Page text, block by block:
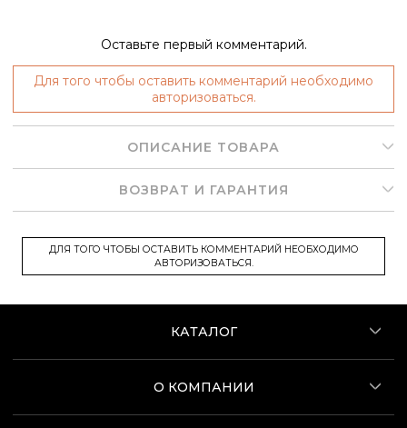
Оставьте первый комментарий.
Для того чтобы оставить комментарий необходимо
авторизоваться.
ОПИСАНИЕ ТОВАРА
ВОЗВРАТ И ГАРАНТИЯ
ДЛЯ ТОГО ЧТОБЫ ОСТАВИТЬ КОММЕНТАРИЙ НЕОБХОДИМО
АВТОРИЗОВАТЬСЯ.
КАТАЛОГ
О КОМПАНИИ